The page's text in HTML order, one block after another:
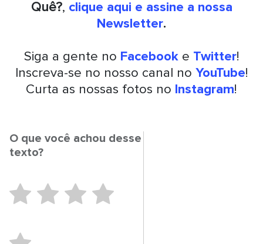
Quê?, clique aqui e assine a nossa
Newsletter.
Siga a gente no Facebooke Twitter!
Inscreva-se no nosso canal no YouTube!
Curta as nossas fotos no Instagram!
O que você achou desse
texto?